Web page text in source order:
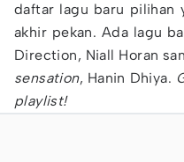
daftar lagu baru pilihan
akhir pekan. Ada lagu
Direction, Niall Horan
sensation, Hanin Dhiya.
playlist!